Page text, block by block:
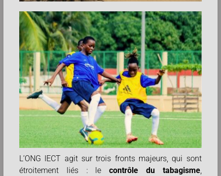
L’ONG IECT agit sur trois fronts majeurs, qui sont
étroitement liés : lecontrôle du tabagisme,